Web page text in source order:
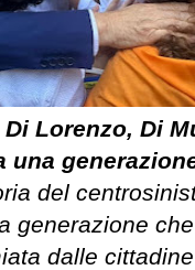
Lorenzo, Di
una
del
generazione
dalle